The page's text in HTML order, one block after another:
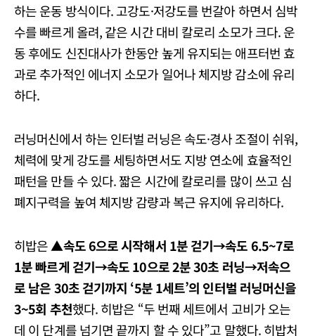
하는 운동 방식이다. 고강도·저강도를 번갈아 하면서 심박
수를 빠르게 올려, 같은 시간 대비 칼로리 소모가 크다. 운
동 후에도 신진대사가 한동안 높게 유지되는 애프터번 효
과로 추가적인 에너지 소모가 일어나 체지방 감소에 유리
하다.
러닝머신에서 하는 인터벌 러닝은 속도·경사 조절이 쉬워,
체력에 맞게 강도를 세팅하면서도 지방 연소에 효율적인
패턴을 만들 수 있다. 짧은 시간에 칼로리를 많이 쓰고 심
폐지구력을 높여 체지방 감량과 복근 유지에 유리하다.
히밥은 ▲속도 6으로 시작해서 1분 걷기→속도 6.5~7로
1분 빠르게 걷기→속도 10으로 2분 30초 러닝→저속으
로 남은 30초 걷기까지 ‘5분 1세트’의 인터벌 러닝머신을
3~5회 추천했다. 히밥은 “두 번째 세트에서 고비가 오는
데 이 단계를 넘기면 끝까지 할 수 있다”고 말했다. 히밥처